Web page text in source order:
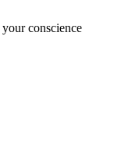
conscience